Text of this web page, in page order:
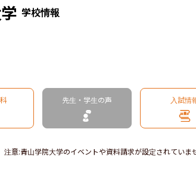
学校情報
先生・学生の声 入試情
注意:青山学院大学のイベントや資料請求が設定されていま